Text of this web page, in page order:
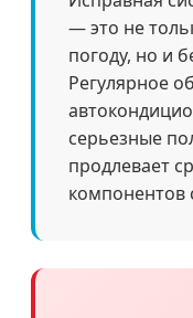
— это не
погоду, но и
Регулярное
серьезные
продлевает
компонентов